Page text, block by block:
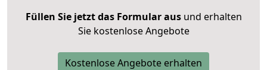
Füllen Sie jetzt das Formular ausund erhalten
Sie kostenlose Angebote
Kostenlose Angebote erhalten